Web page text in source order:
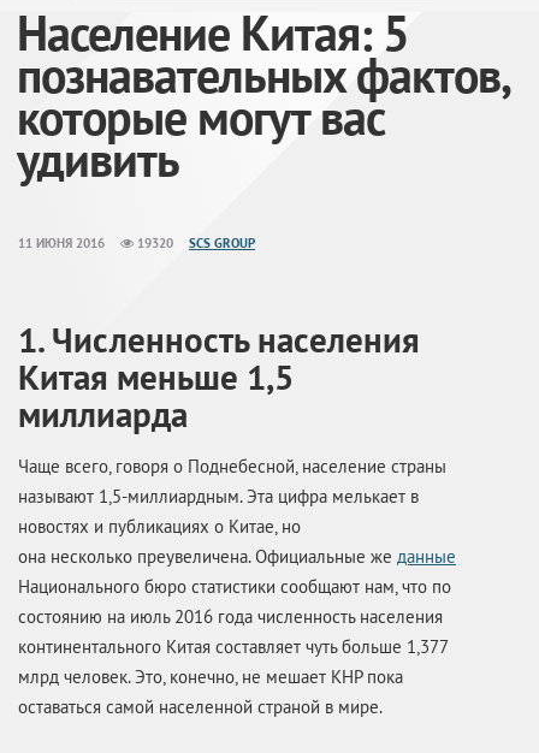
Население Китая: 5
познавательных фактов,
которые могут вас
удивить
11 ИЮНЯ 2016 19320 SCS GROUP
1. Численность населения
Китая меньше 1,5
миллиарда
Чаще всего, говоря о Поднебесной, население страны
называют 1,5-миллиардным. Эта цифра мелькает в
новостях и публикациях о Китае, но
она несколько преувеличена. Официальные же данные
Национального бюро статистики сообщают нам, что по
состоянию на июль 2016 года численность населения
континентального Китая составляет чуть больше 1,377
млрд человек. Это, конечно, не мешает КНР пока
оставаться самой населенной страной в мире.